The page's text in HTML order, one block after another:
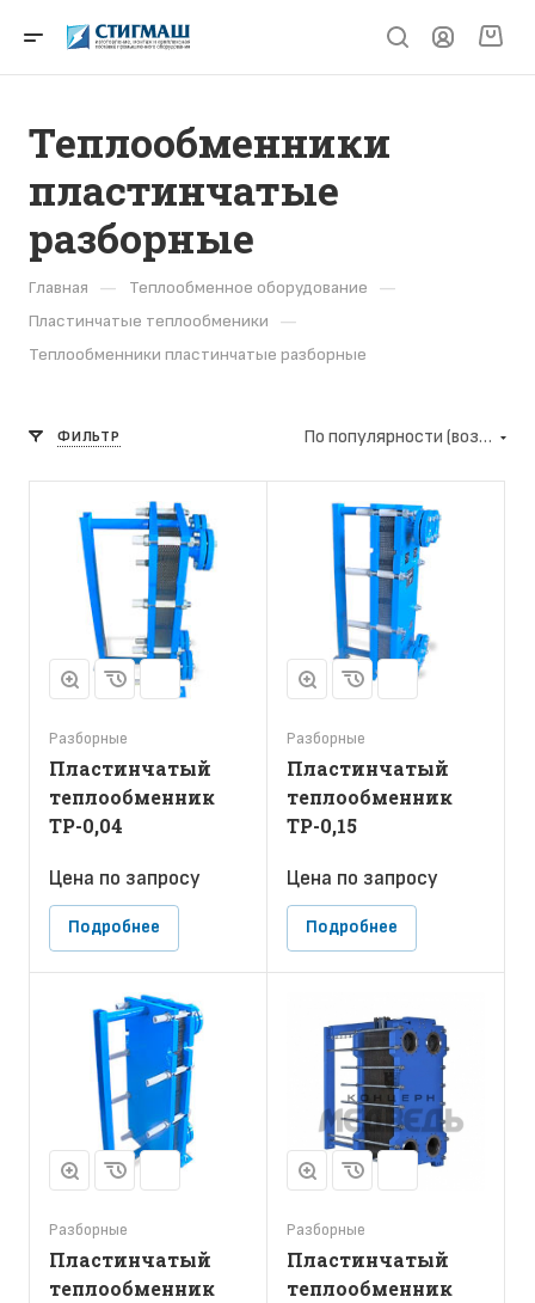
Теплообменники
пластинчатые
разборные
Главная — Теплообменное оборудование —
Пластинчатые теплообменики —
Теплообменники пластинчатые разборные
ФИЛЬТР По популярности (возрастание)
Разборные
Пластинчатый
теплообменник
ТР-0,04
Цена по запросу
Подробнее
Разборные
Пластинчатый
теплообменник
ТР-0,15
Цена по запросу
Подробнее
Разборные
Пластинчатый
теплообменник
Разборные
Пластинчатый
теплообменник